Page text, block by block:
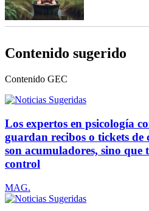
Contenido sugerido
Contenido GEC
Los expertos en psicología
guardan recibos o tickets de
son acumuladores, sino que
control
MAG.